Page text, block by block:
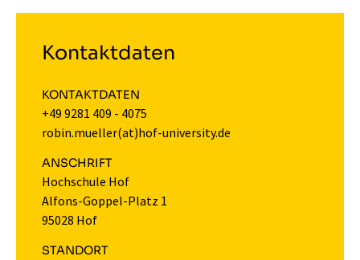
Kontaktdaten
KONTAKTDATEN
+49 9281 409 - 4075
robin.mueller(at)hof-university.de
ANSCHRIFT
Hochschule Hof
Alfons-Goppel-Platz 1
95028 Hof
STANDORT